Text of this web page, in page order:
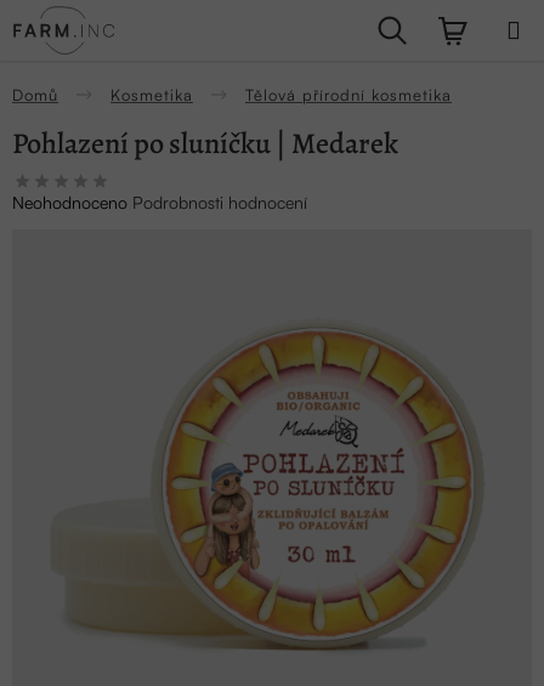
na
Hledat
Domů Kosmetika Tělová přírodní kosmetika
Pohlazení po sluníčku | Medarek
Průměrné
hodnocení
Neohodnoceno Podrobnosti hodnocení